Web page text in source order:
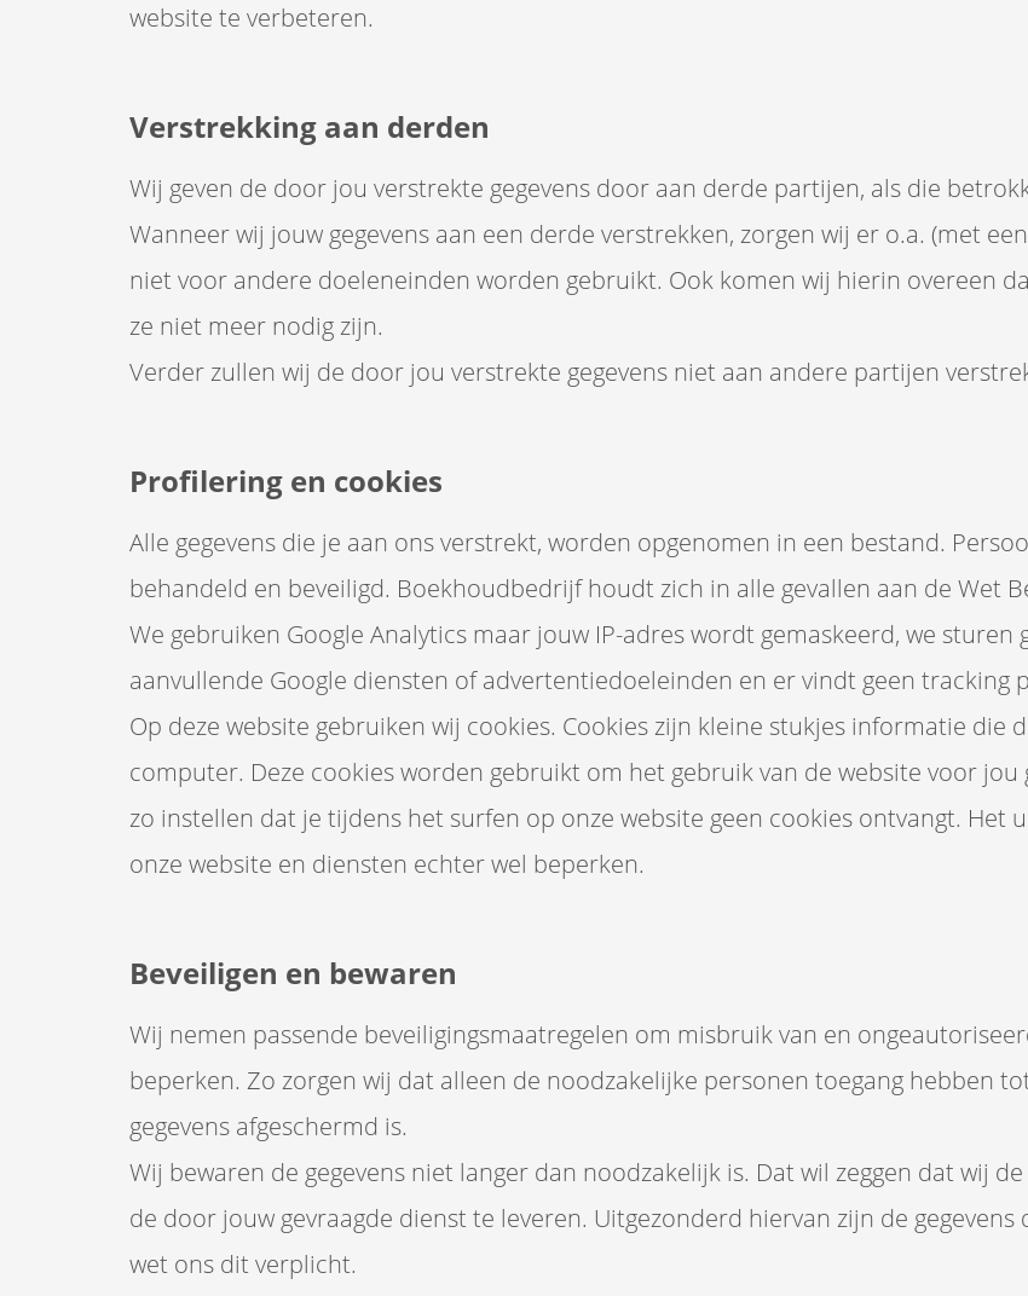
website te verbeteren.
Verstrekking aan derden
Wij geven de door jou verstrekte gegevens door aan derde partijen, als die
Wanneer wij jouw gegevens aan een derde verstrekken, zorgen wij er o.a. (met
niet voor andere doeleneinden worden gebruikt. Ook komen wij hierin overeen
ze niet meer nodig zijn.
Verder zullen wij de door jou verstrekte gegevens niet aan andere partijen
Profilering en cookies
Alle gegevens die je aan ons verstrekt, worden opgenomen in een bestand.
behandeld en beveiligd. Boekhoudbedrijf houdt zich in alle gevallen aan de Wet
We gebruiken Google Analytics maar jouw IP-adres wordt gemaskeerd, we
aanvullende Google diensten of advertentiedoeleinden en er vindt geen tracking
Op deze website gebruiken wij cookies. Cookies zijn kleine stukjes informatie die
computer. Deze cookies worden gebruikt om het gebruik van de website voor
zo instellen dat je tijdens het surfen op onze website geen cookies ontvangt. Het
onze website en diensten echter wel beperken.
Beveiligen en bewaren
Wij nemen passende beveiligingsmaatregelen om misbruik van en
beperken. Zo zorgen wij dat alleen de noodzakelijke personen toegang hebben
gegevens afgeschermd is.
Wij bewaren de gegevens niet langer dan noodzakelijk is. Dat wil zeggen dat wij
de door jouw gevraagde dienst te leveren. Uitgezonderd hiervan zijn de
wet ons dit verplicht.